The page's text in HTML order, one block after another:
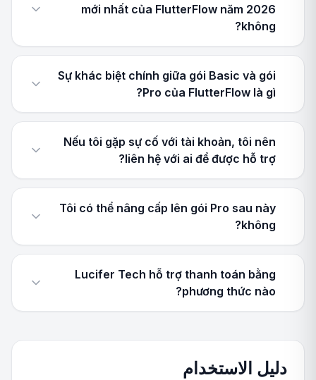
mới nhất của FlutterFlow năm 2026
không?
Sự khác biệt chính giữa gói Basic và gói
Pro của FlutterFlow là gì?
Nếu tôi gặp sự cố với tài khoản, tôi nên
liên hệ với ai để được hỗ trợ?
Tôi có thể nâng cấp lên gói Pro sau này
không?
Lucifer Tech hỗ trợ thanh toán bằng
phương thức nào?
دليل الاستخدام